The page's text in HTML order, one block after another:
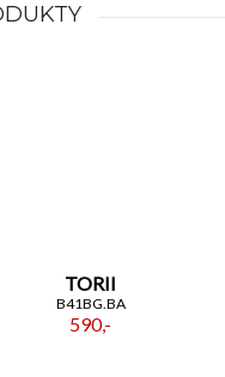
TORII
B41BG.BA
590,-